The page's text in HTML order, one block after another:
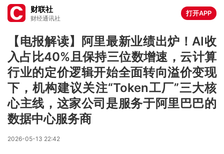
财联社
财经通讯社
打开APP
【电报解读】阿里最新业绩出炉！AI收
入占比40%且保持三位数增速，云计算
行业的定价逻辑开始全面转向溢价变现
下，机构建议关注“Token工厂”三大核
心主线，这家公司是服务于阿里巴巴的
数据中心服务商
2026-05-13 22:42